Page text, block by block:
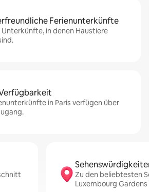
Ferienunterkünfte
Unterkünfte, in denen Haustiere
in Paris verfügen über
Zu den beliebtesten
Luxembourg Gardens